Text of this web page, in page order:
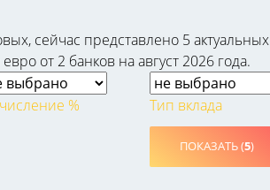
сейчас представлено 5 актуальных
от 2 банков на август 2026 года.
%
Тип вклада
ПОКАЗАТЬ (5)